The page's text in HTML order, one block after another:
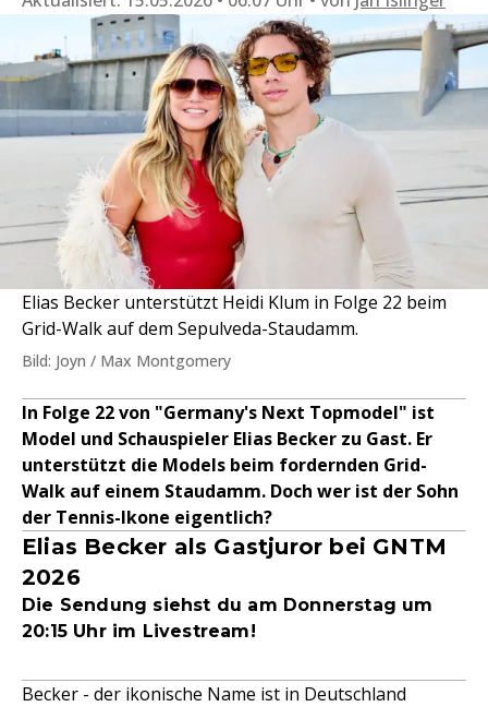
Elias Becker unterstützt Heidi Klum in Folge 22 beim
Grid-Walk auf dem Sepulveda-Staudamm.
Bild: Joyn / Max Montgomery
In Folge 22 von "Germany's Next Topmodel" ist
Model und Schauspieler Elias Becker zu Gast. Er
unterstützt die Models beim fordernden Grid-
Walk auf einem Staudamm. Doch wer ist der Sohn
der Tennis-Ikone eigentlich?
Elias Becker als Gastjuror bei GNTM
2026
Die Sendung siehst du am Donnerstag um
20:15 Uhr im Livestream!
Becker - der ikonische Name ist in Deutschland